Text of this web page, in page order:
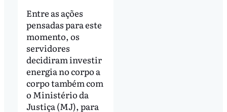
Entre as ações
pensadas para este
momento, os
servidores
decidiram investir
energia no corpo a
corpo também com
o Ministério da
Justiça (MJ), para